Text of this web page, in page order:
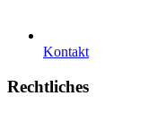
Kontakt
Rechtliches